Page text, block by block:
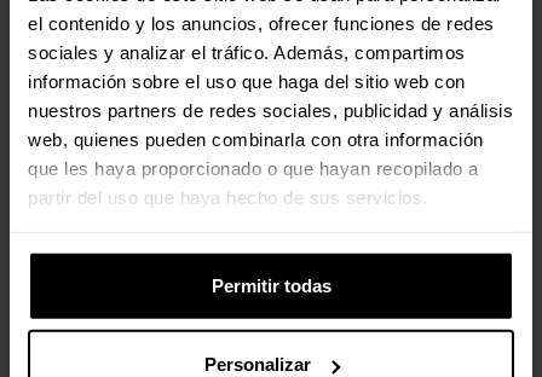
el contenido y los anuncios, ofrecer funciones de redes
sociales y analizar el tráfico. Además, compartimos
información sobre el uso que haga del sitio web con
nuestros partners de redes sociales, publicidad y análisis
web, quienes pueden combinarla con otra información
que les haya proporcionado o que hayan recopilado a
partir del uso que haya hecho de sus servicios.
Permitir todas
Personalizar